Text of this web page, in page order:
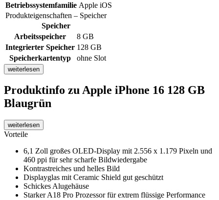
Betriebssystemfamilie Apple iOS
Produkteigenschaften – Speicher
Speicher
Arbeitsspeicher
8 GB
Integrierter Speicher 128 GB
Speicherkartentyp
ohne Slot
weiterlesen
Produktinfo zu Apple iPhone 16 128 GB
Blaugrün
weiterlesen
Vorteile
6,1 Zoll großes OLED-Display mit 2.556 x 1.179 Pixeln und
460 ppi für sehr scharfe Bildwiedergabe
Kontrastreiches und helles Bild
Displayglas mit Ceramic Shield gut geschützt
Schickes Alugehäuse
Starker A18 Pro Prozessor für extrem flüssige Performance